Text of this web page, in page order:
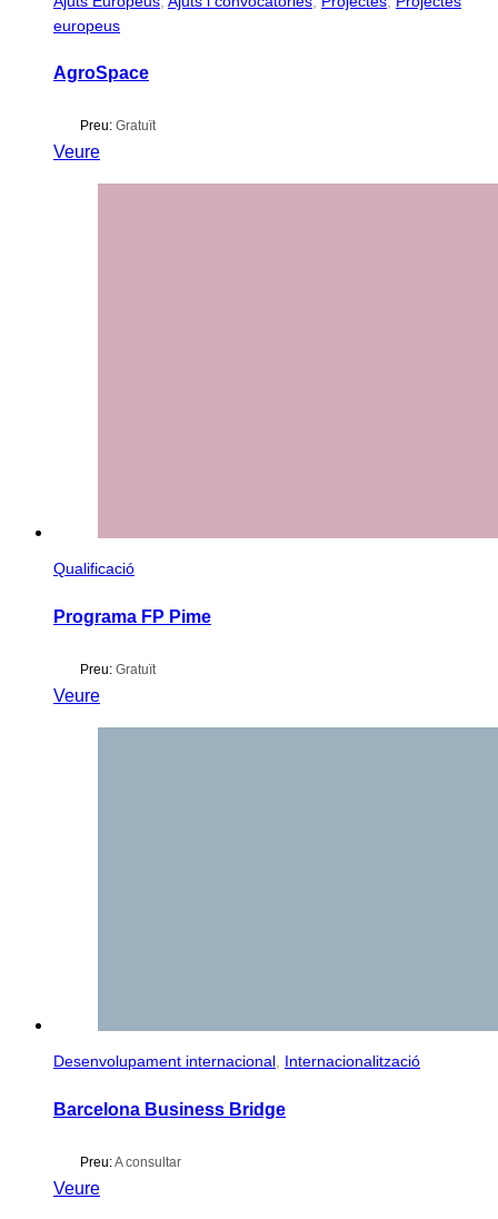
europeus
AgroSpace
Preu: Gratuït
Veure
Qualificació
Programa FP Pime
Preu: Gratuït
Veure
Desenvolupament internacional Internacionalització
Barcelona Business Bridge
Preu:A consultar
Veure